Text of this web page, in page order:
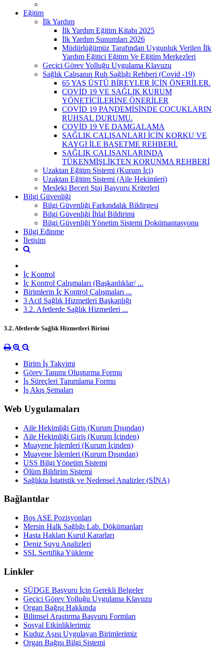
Eğitim
İlk Yardım
İlk Yardım Eğitim Kitabı 2025
İlk Yardım Sunumları 2026
Müdürlüğümüz Tarafından Uygunluk Verilen İlk
Yardım Eğitici Eğitim Ve Eğitim Merkezleri
Geçici Görev Yolluğu Uygulama Klavuzu
Sağlık Çalışanın Ruh Sağlığı Rehberi (Covid -19)
65 YAŞ ÜSTÜ BİREYLER İÇİN ÖNERİLER.
COVİD 19 VE SAĞLIK KURUM
YÖNETİCİLERİNE ÖNERİLER
COVİD 19 PANDEMİSİNDE ÇOCUKLARIN
RUHSAL DURUMU.
COVİD 19 VE DAMGALAMA
SAĞLIK ÇALIŞANLARI İÇİN KORKU VE
KAYGI İLE BAŞETME REHBERİ.
SAĞLIK ÇALIŞANLARINDA
TÜKENMİŞLİKTEN KORUNMA REHBERİ
Uzaktan Eğitim Sistemi (Kurum İçi)
Uzaktan Eğitim Sistemi (Aile Hekimleri)
Mesleki Beceri Staj Başvuru Kriterleri
Bilgi Güvenliği
Bilgi Güvenliği Farkındalık Bildirgesi
Bilgi Güvenliği İhlal Bildirimi
Bilgi Güvenliği Yönetim Sistemi Dokümantasyonu
Bilgi Edinme
İletişim
İç Kontrol
İç Kontrol Çalışmaları (Başkanlıklar/ ...
Birimlerin İç Kontrol Çalışmaları ...
3 Acil Sağlık Hizmetleri Başkanlığı
3.2. Afetlerde Sağlık Hizmetleri ...
3.2. Afetlerde Sağlık Hizmetleri Birimi
Birim İş Takvimi
Görev Tanımı Oluşturma Formu
İş Süreçleri Tanımlama Formu
İş Akış Şemaları
Web Uygulamaları
Aile Hekimliği Giriş (Kurum Dışından)
Aile Hekimliği Giriş (Kurum İçinden)
Muayene İşlemleri (Kurum İçinden)
Muayene İşlemleri (Kurum Dışından)
USS Bilgi Yönetim Sistemi
Ölüm Bildirim Sistemi
Sağlıkta İstatistik ve Nedensel Analizler (SİNA)
Bağlantılar
Boş ASE Pozisyonları
Mersin Halk Sağlığı Lab. Dökümanları
Hasta Hakları Kurul Kararları
Deniz Suyu Analizleri
SSL Sertifika Yükleme
Linkler
SÜDGE Başvuru İçin Gerekli Belgeler
Geçici Görev Yolluğu Uygulama Klavuzu
Organ Bağışı Hakkında
Bilimsel Araştırma Başvuru Formları
Sosyal Etkinliklerimiz
Kuduz Aşısı Uygulayan Birimlerimiz
Organ Bağışı Bilgi Sistemi